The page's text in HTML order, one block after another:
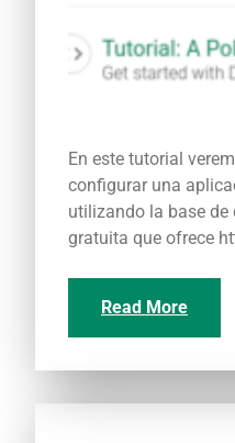
En este tutorial
configurar una
utilizando la base de
gratuita que ofrece
Read More